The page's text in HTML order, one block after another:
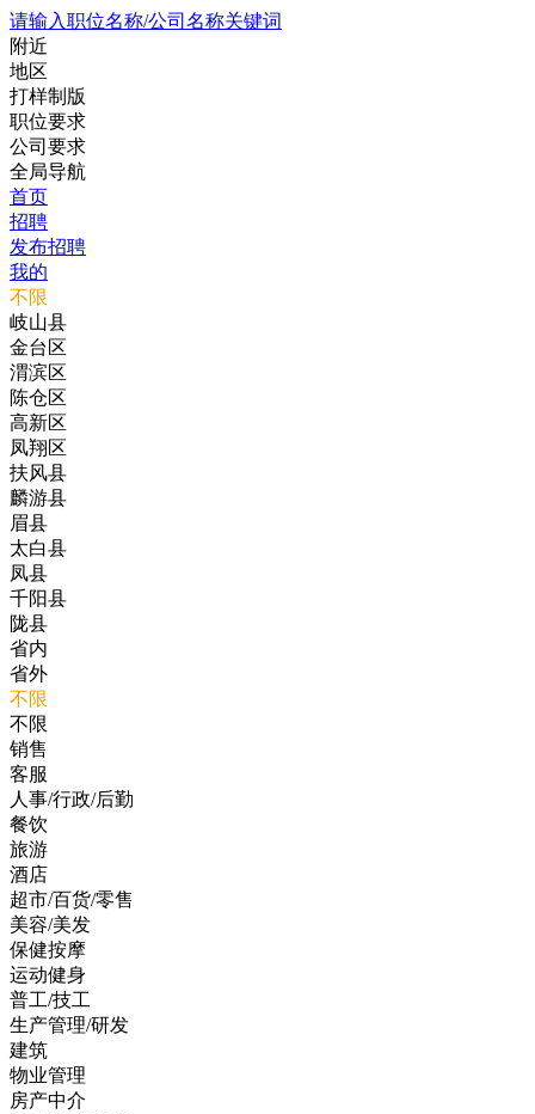
请输入职位名称/公司名称关键词
附近
地区
打样制版
职位要求
公司要求
全局导航
首页
招聘
发布招聘
我的
不限
岐山县
金台区
渭滨区
陈仓区
高新区
凤翔区
扶风县
麟游县
眉县
太白县
凤县
千阳县
陇县
省内
省外
不限
不限
销售
客服
人事/行政/后勤
餐饮
旅游
酒店
超市/百货/零售
美容/美发
保健按摩
运动健身
普工/技工
生产管理/研发
建筑
物业管理
房产中介